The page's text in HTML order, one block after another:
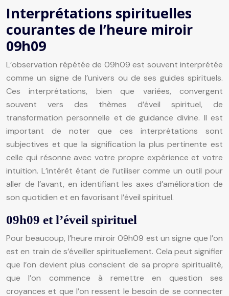
Interprétations spirituelles
courantes de l’heure miroir
09h09
L’observation répétée de 09h09 est souvent interprétée
comme un signe de l’univers ou de ses guides spirituels.
Ces interprétations, bien que variées, convergent
souvent vers des thèmes d’éveil spirituel, de
transformation personnelle et de guidance divine. Il est
important de noter que ces interprétations sont
subjectives et que la signification la plus pertinente est
celle qui résonne avec votre propre expérience et votre
intuition. L’intérêt étant de l’utiliser comme un outil pour
aller de l’avant, en identifiant les axes d’amélioration de
son quotidien et en favorisant l’éveil spirituel.
09h09 et l’éveil spirituel
Pour beaucoup, l’heure miroir 09h09 est un signe que l’on
est en train de s’éveiller spirituellement. Cela peut signifier
que l’on devient plus conscient de sa propre spiritualité,
que l’on commence à remettre en question ses
croyances et que l’on ressent le besoin de se connecter